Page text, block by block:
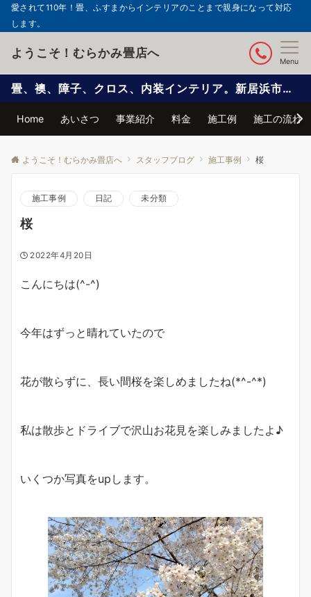
愛されて110年！畳、ふすまからインテリアのことまで親身になって対応
します。
ようこそ！むらかみ畳店へ
Menu
畳、襖、障子、クロス、内装インテリア。新居浜市で信頼と実績の自社施工
Home あいさつ 事業紹介 料金 施工例 施工の流れ
ようこそ！むらかみ畳店へ スタッフブログ 施工事例 桜
施工事例 日記 未分類
桜
2022年4月20日
こんにちは(^-^)
今年はずっと晴れていたので
花が散らずに、長い間桜を楽しめましたね(*^-^*)
私は散歩とドライブで沢山お花見を楽しみましたよ♪
いくつか写真をupします。